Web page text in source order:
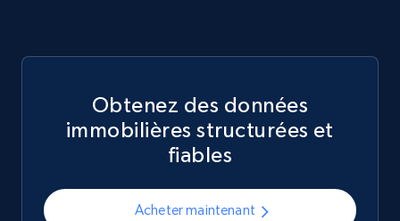
Obtenez des données
immobilières structurées et
fiables
Acheter maintenant